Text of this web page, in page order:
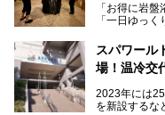
見どころが
ろん、休日
本記事では、
紹介します。
い。
「お得に岩
「一日ゆっ
利用できる「
あるごの湯は
チムジルバン
タイムまで満
スパワール
場！温冷交
2023年には
を新設するな